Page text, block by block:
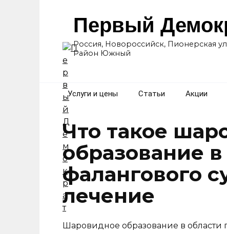
Первый
Россия, Новороссийск, Пионерская
Район Южный
Услуги и цены Статьи Акции
Что такое
образование
фалангового
лечение
Шаровидное образование в области